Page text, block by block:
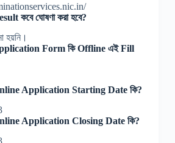
কবে ঘোষণা করা হবে?
হয়নি।
Form কি Offline এই Fill
Application Starting Date কি?
Application Closing Date কি?